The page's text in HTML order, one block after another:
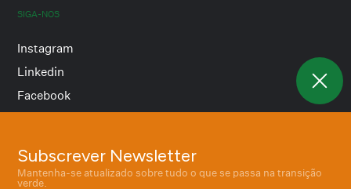
Subscrever Newsletter
Mantenha-se atualizado sobre tudo o que se passa na transição
verde.
SIGA-NOS
Instagram
Linkedin
Facebook
Termos e condições
Política de privacidade